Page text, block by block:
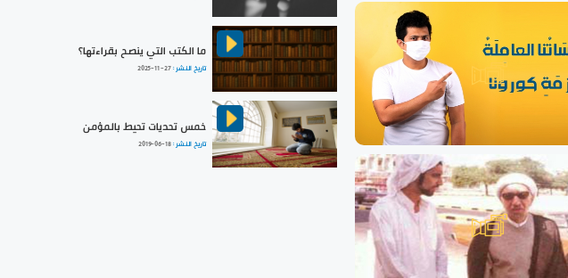
ما الكتب التي ينصح بقراءتها؟
تاريخ النشر :2025-11-27
خمس تحديات تحيط بالمؤمن
تاريخ النشر :2019-06-18